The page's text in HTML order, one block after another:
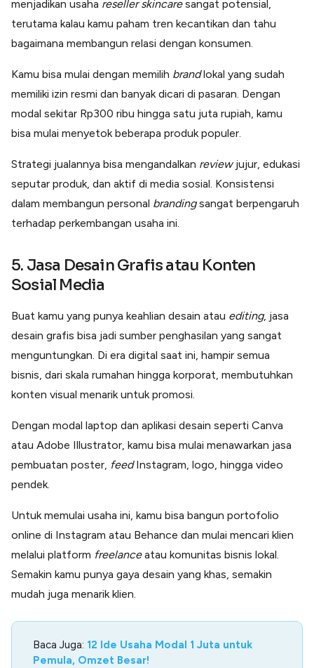
menjadikan usaha reseller skincaresangat potensial,
terutama kalau kamu paham tren kecantikan dan tahu
bagaimana membangun relasi dengan konsumen.
Kamu bisa mulai dengan memilih brandlokal yang sudah
memiliki izin resmi dan banyak dicari di pasaran. Dengan
modal sekitar Rp300 ribu hingga satu juta rupiah, kamu
bisa mulai menyetok beberapa produk populer.
Strategi jualannya bisa mengandalkan reviewjujur, edukasi
seputar produk, dan aktif di media sosial. Konsistensi
dalam membangun personal brandingsangat berpengaruh
terhadap perkembangan usaha ini.
5. Jasa Desain Grafis atau Konten
Sosial Media
Buat kamu yang punya keahlian desain atau editing, jasa
desain grafis bisa jadi sumber penghasilan yang sangat
menguntungkan. Di era digital saat ini, hampir semua
bisnis, dari skala rumahan hingga korporat, membutuhkan
konten visual menarik untuk promosi.
Dengan modal laptop dan aplikasi desain seperti Canva
atau Adobe Illustrator, kamu bisa mulai menawarkan jasa
pembuatan poster, feedInstagram, logo, hingga video
pendek.
Untuk memulai usaha ini, kamu bisa bangun portofolio
online di Instagram atau Behance dan mulai mencari klien
melalui platform freelanceatau komunitas bisnis lokal.
Semakin kamu punya gaya desain yang khas, semakin
mudah juga menarik klien.
Baca Juga: 12 Ide Usaha Modal 1 Juta untuk
Pemula, Omzet Besar!